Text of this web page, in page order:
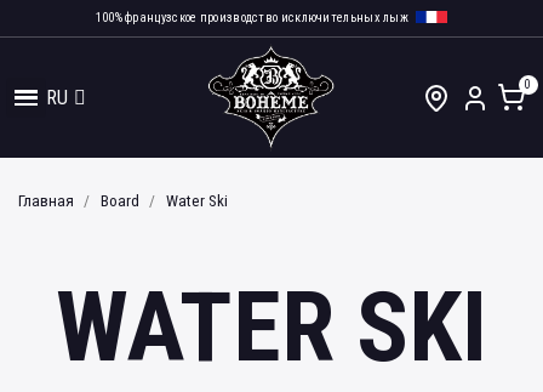
100% французское производство исключительных лыж
RU
Главная Board Water Ski
WATER SKI